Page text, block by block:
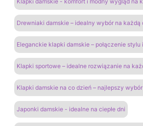
Drewniaki damskie – idealny wybór na każdą
Eleganckie klapki damskie – połączenie stylu
Klapki sportowe – idealne rozwiązanie na
Klapki damskie na co dzień – najlepszy wybór
Japonki damskie - idealne na ciepłe dni